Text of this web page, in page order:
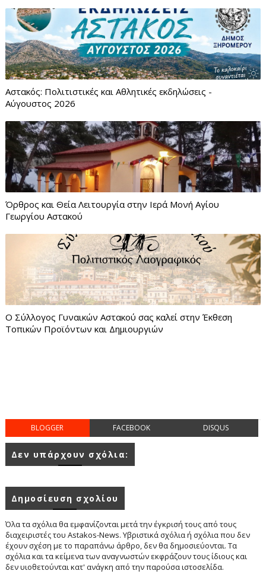
Αστακός: Πολιτιστικές και Αθλητικές εκδηλώσεις -
Αύγουστος 2026
Όρθρος και Θεία Λειτουργία στην Ιερά Μονή Αγίου
Γεωργίου Αστακού
Ο Σύλλογος Γυναικών Αστακού σας καλεί στην Έκθεση
Τοπικών Προϊόντων και Δημιουργιών
BLOGGER FACEBOOK DISQUS
Δεν υπάρχουν σχόλια:
Δημοσίευση σχολίου
Όλα τα σχόλια θα εμφανίζονται μετά την έγκρισή τους από τους
διαχειριστές του Astakos-News. Υβριστικά σχόλια ή σχόλια που δεν
έχουν σχέση με το παραπάνω άρθρο, δεν θα δημοσιεύονται. Τα
σχόλια και τα κείμενα των αναγνωστών εκφράζουν τους ίδιους και
δεν υιοθετούνται κατ' ανάγκη από την παρούσα ιστοσελίδα.